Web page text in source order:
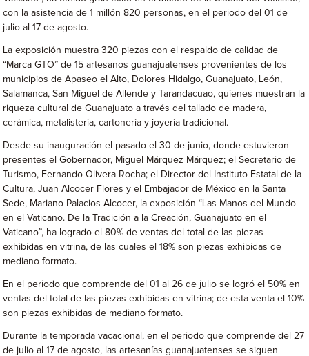
con la asistencia de 1 millón 820 personas, en el periodo del 01 de
julio al 17 de agosto.
La exposición muestra 320 piezas con el respaldo de calidad de
“Marca GTO” de 15 artesanos guanajuatenses provenientes de los
municipios de Apaseo el Alto, Dolores Hidalgo, Guanajuato, León,
Salamanca, San Miguel de Allende y Tarandacuao, quienes muestran la
riqueza cultural de Guanajuato a través del tallado de madera,
cerámica, metalistería, cartonería y joyería tradicional.
Desde su inauguración el pasado el 30 de junio, donde estuvieron
presentes el Gobernador, Miguel Márquez Márquez; el Secretario de
Turismo, Fernando Olivera Rocha; el Director del Instituto Estatal de la
Cultura, Juan Alcocer Flores y el Embajador de México en la Santa
Sede, Mariano Palacios Alcocer, la exposición “Las Manos del Mundo
en el Vaticano. De la Tradición a la Creación, Guanajuato en el
Vaticano”, ha logrado el 80% de ventas del total de las piezas
exhibidas en vitrina, de las cuales el 18% son piezas exhibidas de
mediano formato.
En el periodo que comprende del 01 al 26 de julio se logró el 50% en
ventas del total de las piezas exhibidas en vitrina; de esta venta el 10%
son piezas exhibidas de mediano formato.
Durante la temporada vacacional, en el periodo que comprende del 27
de julio al 17 de agosto, las artesanías guanajuatenses se siguen